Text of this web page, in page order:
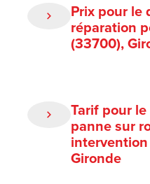
Prix pour le
réparation
(33700),
Tarif pour
panne sur
Gironde